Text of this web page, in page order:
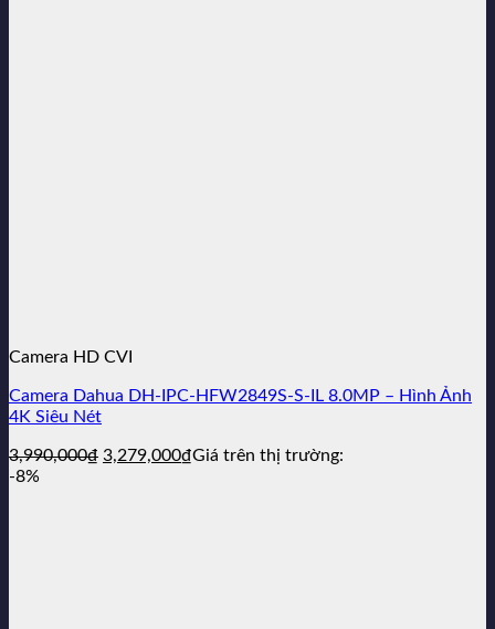
Camera HD CVI
Camera Dahua DH-IPC-HFW2849S-S-IL 8.0MP – Hình Ảnh
4K Siêu Nét
3,990,000₫ Giá
3,279,000₫Giá
Giá trên thị trường:
-8%